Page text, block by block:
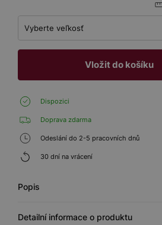
Vyberte veľkosť
Vložit do košíku
Dispozici
Doprava zdarma
Odeslání do 2-5 pracovních dnů
30 dní na vrácení
Popis
Detailní informace o produktu